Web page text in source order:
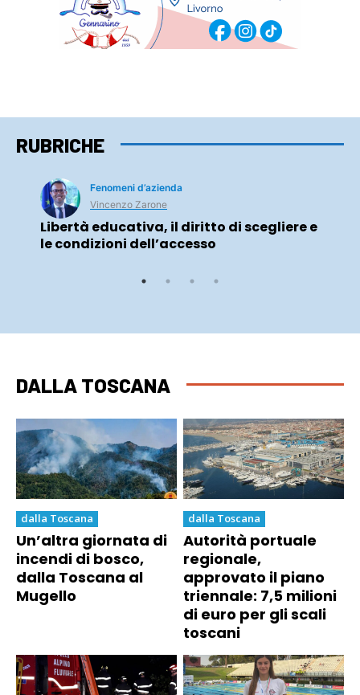
RUBRICHE
Fenomeni d’azienda
Vincenzo Zarone
Libertà educativa, il diritto di scegliere e
le condizioni dell’accesso
DALLA TOSCANA
dalla Toscana
Un’altra giornata di
incendi di bosco,
dalla Toscana al
Mugello
dalla Toscana
Autorità portuale
regionale,
approvato il piano
triennale: 7,5 milioni
di euro per gli scali
toscani